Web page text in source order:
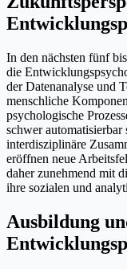
In den nächsten fünf
die
der Datenanalyse und
menschliche
psychologische
schwer
interdisziplinäre
eröffnen neue
daher zunehmend mit
ihre sozialen und
Ausbildung